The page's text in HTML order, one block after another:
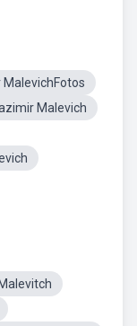
MalevichFotos
Malevich